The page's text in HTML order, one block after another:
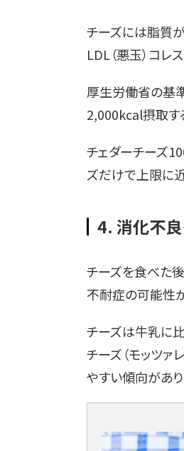
チーズには脂質
LDL（悪玉）コレ
厚生労働省の基
2,000kcal摂取す
チェダーチーズ
ズだけで上限に
4. 消化不良
チーズを食べた
不耐症の可能性
チーズは牛乳に
チーズ（モッツァ
やすい傾向があり